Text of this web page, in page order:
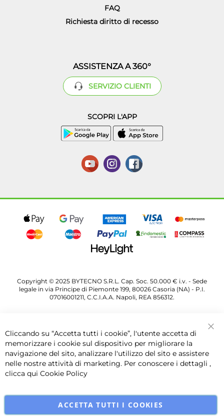
FAQ
Richiesta diritto di recesso
ASSISTENZA A 360°
SERVIZIO CLIENTI
SCOPRI L'APP
Copyright © 2025 BYTECNO S.R.L. Cap. Soc. 50.000 € i.v. - Sede
legale in via Principe di Piemonte 199, 80026 Casoria (NA) - P.I.
07016001211, C.C.I.A.A. Napoli, REA 856312.
Cliccando su “Accetta tutti i cookie”, l'utente accetta di
memorizzare i cookie sul dispositivo per migliorare la
navigazione del sito, analizzare l'utilizzo del sito e assistere
nelle nostre attività di marketing. Per conoscere i dettagli ,
clicca qui Cookie Policy
ACCETTA TUTTI I COOKIES